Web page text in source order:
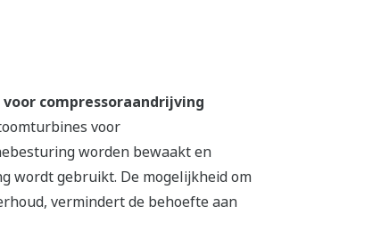
compressoraandrijving
voor
worden bewaakt en
wordt gebruikt. De mogelijkheid om
vermindert de behoefte aan